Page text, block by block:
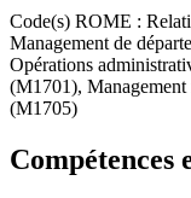
Code(s) ROME :
Management de
Opérations
(M1701),
(M1705)
Compétences